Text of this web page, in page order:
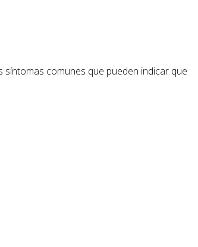
síntomas comunes que pueden indicar que